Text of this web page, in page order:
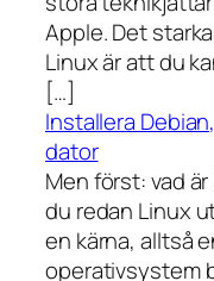
Apple. Det
Linux är att du
[…]
Installera
dator
Men först: vad
du redan Linux
en kärna, alltså
operativsystem